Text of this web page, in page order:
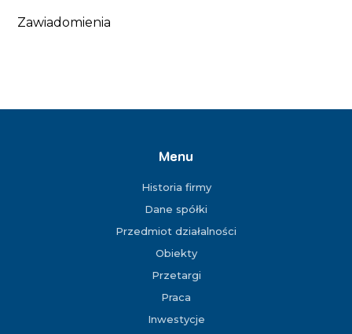
Zawiadomienia
Menu
Historia firmy
Dane spółki
Przedmiot działalności
Obiekty
Przetargi
Praca
Inwestycje